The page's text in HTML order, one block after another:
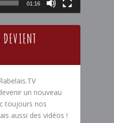
01:16
DEVIENT
un nouveau
toujours nos
aussi des vidéos !